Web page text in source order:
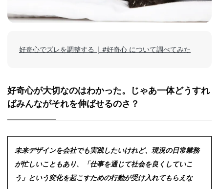
好奇心でズレを調整する | #好奇心 について調べてみた
好奇心が大切なのはわかった。じゃあ一体どうすれ
ばみんながそれを伸ばせるのさ？
未来デザインを会社でも実践したいけれど、現況の日常業務
が忙しいこともあり、「仕事を通じて社会を良くしていこ
う」という変化を起こすための行動が受け入れてもらえな